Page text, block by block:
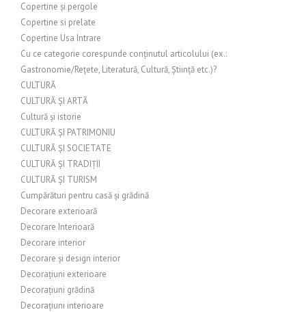
Copertine și pergole
Copertine si prelate
Copertine Usa Intrare
Cu ce categorie corespunde conținutul articolului (ex.:
Gastronomie/Rețete, Literatură, Cultură, Știință etc.)?
CULTURĂ
CULTURĂ ȘI ARTĂ
Cultură și istorie
CULTURĂ ȘI PATRIMONIU
CULTURĂ ȘI SOCIETATE
CULTURĂ ȘI TRADIȚII
CULTURĂ ȘI TURISM
Cumpărături pentru casă și grădină
Decorare exterioară
Decorare Interioară
Decorare interior
Decorare și design interior
Decorațiuni exterioare
Decorațiuni grădină
Decorațiuni interioare